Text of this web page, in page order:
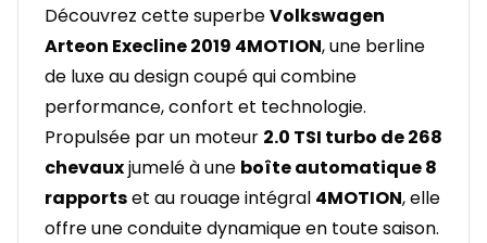
Découvrez cette superbeVolkswagen
Arteon Execline 2019 4MOTION, une berline
de luxe au design coupé qui combine
performance, confort et technologie.
Propulsée par un moteur 2.0 TSI turbo de 268
chevauxjumelé à une boîte automatique 8
rapportset au rouage intégral 4MOTION, elle
offre une conduite dynamique en toute saison.